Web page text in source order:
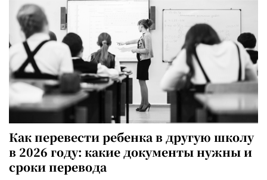
Как перевести ребенка в другую школу
в 2026 году: какие документы нужны и
сроки перевода